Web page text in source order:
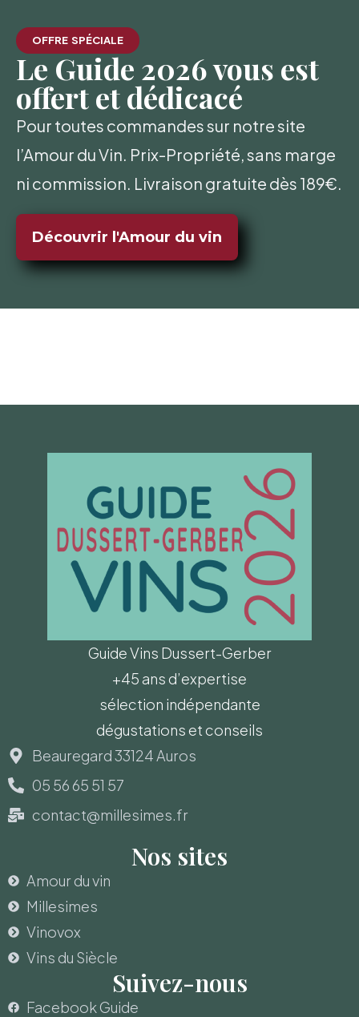
OFFRE SPÉCIALE
Le Guide 2026 vous est
offert et dédicacé
Pour toutes commandes sur notre site
l’Amour du Vin. Prix-Propriété, sans marge
ni commission. Livraison gratuite dès 189€.
Découvrir l'Amour du vin
Guide Vins Dussert-Gerber
+45 ans d’expertise
sélection indépendante
dégustations et conseils
Beauregard 33124 Auros
05 56 65 51 57
contact@millesimes.fr
Nos sites
Amour du vin
Millesimes
Vinovox
Vins du Siècle
Suivez-nous
Facebook Guide